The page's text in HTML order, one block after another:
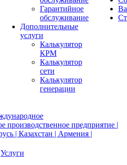
Гарантийное
обслуживание
Дополнительные
услуги
Калькулятор
КРМ
Калькулятор
сети
Калькулятор
генерации
Услуги